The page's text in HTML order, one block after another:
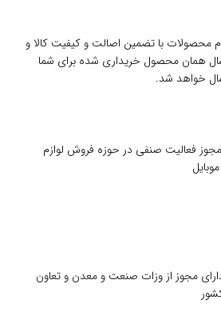
محصولات با تضمین اصالت و کیفیت کالا و
همان محصول خریداری شده برای شما
خواهد شد.
مجوز فعالیت صنفی در حوزه فروش لوازم
مجوز از وزات صنعت و معدن و تعاون